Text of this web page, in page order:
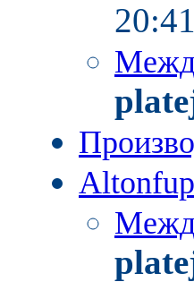
20:41
Altonfup